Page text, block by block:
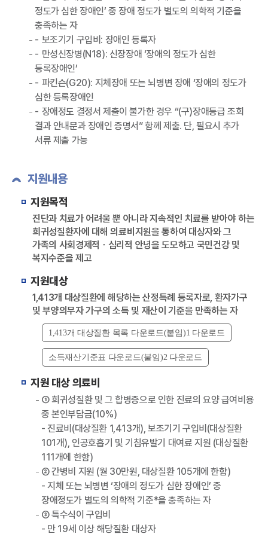
정도가 심한 장애인’ 중 장애 정도가 별도의 의학적 기준을
충족하는 자
보조기기 구입비: 장애인 등록자
만성신장병(N18): 신장장애 ‘장애의 정도가 심한
등록장애인’
파킨슨(G20): 지체장애 또는 뇌병변 장애 ‘장애의 정도가
심한 등록장애인
장애정도 결정서 제출이 불가한 경우 “(구)장애등급 조회
결과 안내문과 장애인 증명서” 함께 제출. 단, 필요시 추가
서류 제출 가능
지원내용
지원목적
진단과 치료가 어려울 뿐 아니라 지속적인 치료를 받아야 하는
희귀성질환자에 대해 의료비지원을 통하여 대상자와 그
가족의 사회경제적ㆍ심리적 안녕을 도모하고 국민건강 및
복지수준을 제고
지원대상
1,413개 대상질환에 해당하는 산정특례 등록자로, 환자가구
및 부양의무자 가구의 소득 및 재산이 기준을 만족하는 자
1,413개 대상질환 목록 다운로드(붙임)1 다운로드
소득재산기준표 다운로드(붙임)2 다운로드
지원 대상 의료비
① 희귀성질환 및 그 합병증으로 인한 진료의 요양 급여비용
중 본인부담금(10%)
- 진료비(대상질환 1,413개), 보조기기 구입비(대상질환
101개), 인공호흡기 및 기침유발기 대여료 지원 (대상질환
111개에 한함)
② 간병비 지원 (월 30만원, 대상질환 105개에 한함)
- 지체 또는 뇌병변 ‘장애의 정도가 심한 장애인’ 중
장애정도가 별도의 의학적 기준*을 충족하는 자
③ 특수식이 구입비
- 만 19세 이상 해당질환 대상자